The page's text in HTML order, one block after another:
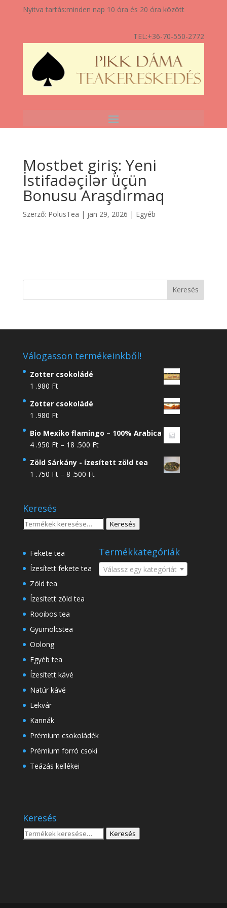
Nyitva tartás:minden nap 10 óra és 20 óra között
TEL:+36-70-550-2772
Mostbet giriş: Yeni
İstifadəçilər üçün
Bonusu Araşdırmaq
Szerző: PolusTea | jan 29, 2026 | Egyéb
Válogasson termékeinkből!
Zotter csokoládé
1 .980 Ft
Zotter csokoládé
1 .980 Ft
Bio Mexiko flamingo – 100% Arabica
4 .950 Ft – 18 .500 FtÁrtartomány:
.950 Ft
Zöld Sárkány - ízesített zöld tea
1 .750 Ft – 8 .500 FtÁrtartomány:
8
.500 Ft
Keresés
Keresés
Keresés
Fekete tea
Ízesített fekete tea
Zöld tea
Ízesített zöld tea
Rooibos tea
Gyümölcstea
Oolong
Egyéb tea
Ízesített kávé
Natúr kávé
Lekvár
Kannák
Prémium csokoládék
Prémium forró csoki
Teázás kellékei
Termékkategóriák
Válassz egy kategóriát
Keresés
Keresés
Keresés